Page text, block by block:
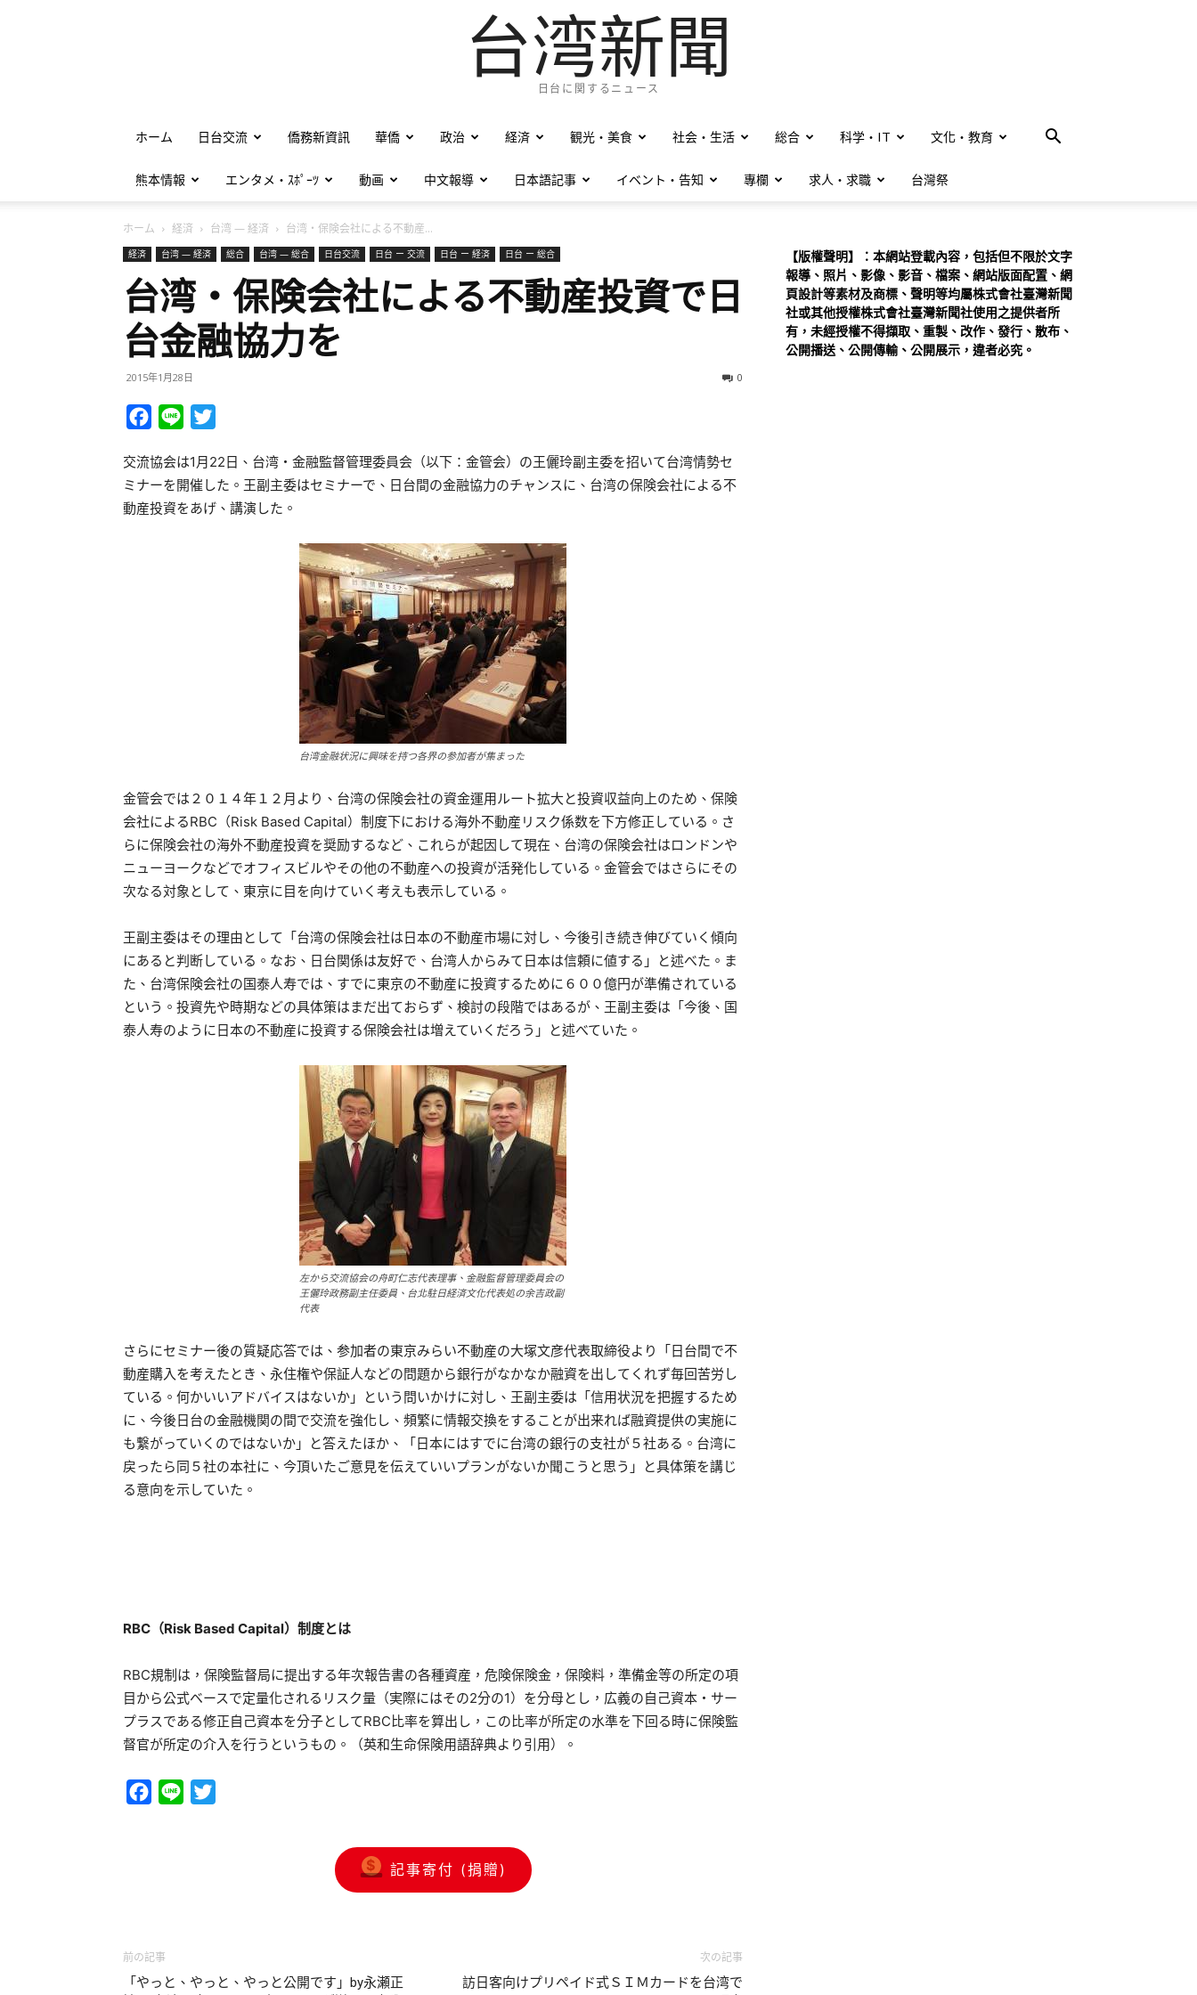
台湾新聞
日台に関するニュース
ホーム 日台交流 僑務新資訊 華僑 政治 経済 観光・美食 社会・生活 総合 科学・IT 文化・教育
熊本情報 エンタメ・ｽﾎﾟｰﾂ 動画 中文報導 日本語記事 イベント・告知 專欄 求人・求職 台灣祭
ホーム 経済 台湾 — 経済 台湾・保険会社による不動産...
経済 台湾 — 経済 総合 台湾 — 総合 日台交流 日台 ー 交流 日台 ー 経済 日台 ー 総合
台湾・保険会社による不動産投資で日
台金融協力を
2015年1月28日 0
Facebook
Line
交流協会は1月22日、台湾・金融監督管理委員会（以下：金管会）の王儷玲副主委を招いて台湾情勢セ
ミナーを開催した。王副主委はセミナーで、日台間の金融協力のチャンスに、台湾の保険会社による不
動産投資をあげ、講演した。
台湾金融状況に興味を持つ各界の参加者が集まった
金管会では２０１４年１２月より、台湾の保険会社の資金運用ルート拡大と投資収益向上のため、保険
会社によるRBC（Risk Based Capital）制度下における海外不動産リスク係数を下方修正している。さ
らに保険会社の海外不動産投資を奨励するなど、これらが起因して現在、台湾の保険会社はロンドンや
ニューヨークなどでオフィスビルやその他の不動産への投資が活発化している。金管会ではさらにその
次なる対象として、東京に目を向けていく考えも表示している。
王副主委はその理由として「台湾の保険会社は日本の不動産市場に対し、今後引き続き伸びていく傾向
にあると判断している。なお、日台関係は友好で、台湾人からみて日本は信頼に値する」と述べた。ま
た、台湾保険会社の国泰人寿では、すでに東京の不動産に投資するために６００億円が準備されている
という。投資先や時期などの具体策はまだ出ておらず、検討の段階ではあるが、王副主委は「今後、国
泰人寿のように日本の不動産に投資する保険会社は増えていくだろう」と述べていた。
左から交流協会の舟町仁志代表理事、金融監督管理委員会の
王儷玲政務副主任委員、台北駐日経済文化代表処の余吉政副
代表
さらにセミナー後の質疑応答では、参加者の東京みらい不動産の大塚文彦代表取締役より「日台間で不
動産購入を考えたとき、永住権や保証人などの問題から銀行がなかなか融資を出してくれず毎回苦労し
ている。何かいいアドバイスはないか」という問いかけに対し、王副主委は「信用状況を把握するため
に、今後日台の金融機関の間で交流を強化し、頻繁に情報交換をすることが出来れば融資提供の実施に
も繋がっていくのではないか」と答えたほか、「日本にはすでに台湾の銀行の支社が５社ある。台湾に
戻ったら同５社の本社に、今頂いたご意見を伝えていいプランがないか聞こうと思う」と具体策を講じ
る意向を示していた。
RBC （Risk Based Capital）制度とは
RBC規制は，保険監督局に提出する年次報告書の各種資産，危険保険金，保険料，準備金等の所定の項
目から公式ベースで定量化されるリスク量（実際にはその2分の1）を分母とし，広義の自己資本・サー
プラスである修正自己資本を分子としてRBC比率を算出し，この比率が所定の水準を下回る時に保険監
督官が所定の介入を行うというもの。（英和生命保険用語辞典より引用）。
Facebook
Line
記事寄付 (捐贈)
前の記事
「やっと、やっと、やっと公開です」by永瀬正
次の記事
訪日客向けプリペイド式ＳＩＭカードを台湾で
【版權聲明】：本網站登載內容，包括但不限於文字
報導、照片、影像、影音、檔案、網站版面配置、網
頁設計等素材及商標、聲明等均屬株式會社臺灣新聞
社或其他授權株式會社臺灣新聞社使用之提供者所
有，未經授權不得擷取、重製、改作、發行、散布、
公開播送、公開傳輸、公開展示，違者必究。